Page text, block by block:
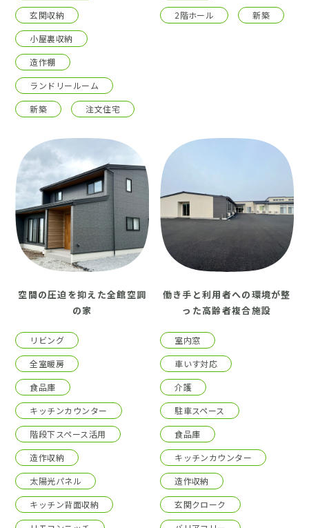
玄関収納
小屋裏収納
造作棚
ランドリールーム
新築
注文住宅
2階ホール
新築
空間の圧迫を抑えた全館空調
の家
リビング
全室暖房
食品庫
キッチンカウンター
階段下スペース活用
造作収納
太陽光パネル
キッチン背面収納
働き手と利用者への環境が整
った高齢者複合施設
室内窓
車いす対応
介護
駐車スペース
食品庫
キッチンカウンター
造作収納
玄関クローク